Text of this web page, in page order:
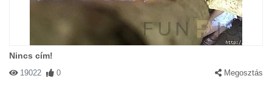
Nincs cím!
19022 0 Megosztás